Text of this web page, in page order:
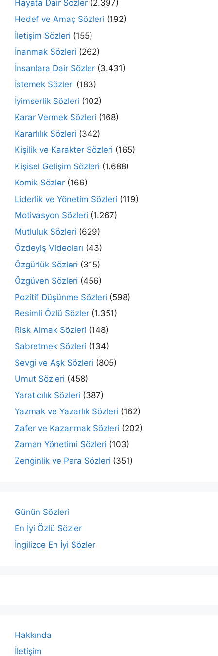
Hayata Dair Sözler (2.397)
Hedef ve Amaç Sözleri (192)
İletişim Sözleri (155)
İnanmak Sözleri (262)
İnsanlara Dair Sözler (3.431)
İstemek Sözleri (183)
İyimserlik Sözleri (102)
Karar Vermek Sözleri (168)
Kararlılık Sözleri (342)
Kişilik ve Karakter Sözleri (165)
Kişisel Gelişim Sözleri (1.688)
Komik Sözler (166)
Liderlik ve Yönetim Sözleri (119)
Motivasyon Sözleri (1.267)
Mutluluk Sözleri (629)
Özdeyiş Videoları (43)
Özgürlük Sözleri (315)
Özgüven Sözleri (456)
Pozitif Düşünme Sözleri (598)
Resimli Özlü Sözler (1.351)
Risk Almak Sözleri (148)
Sabretmek Sözleri (134)
Sevgi ve Aşk Sözleri (805)
Umut Sözleri (458)
Yaratıcılık Sözleri (387)
Yazmak ve Yazarlık Sözleri (162)
Zafer ve Kazanmak Sözleri (202)
Zaman Yönetimi Sözleri (103)
Zenginlik ve Para Sözleri (351)
Günün Sözleri
En İyi Özlü Sözler
İngilizce En İyi Sözler
Hakkında
İletişim